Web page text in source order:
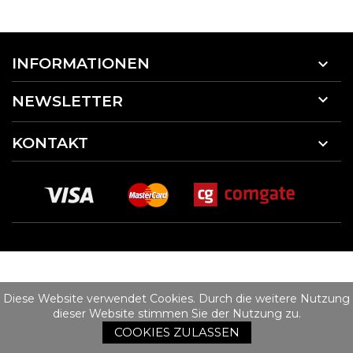
INFORMATIONEN 
NEWSLETTER 
KONTAKT 
Diese Website verwendet Cookies. Durch die weitere Nutzung
dieser Website stimmen Sie der Nutzung zu.
COOKIES ZULASSEN